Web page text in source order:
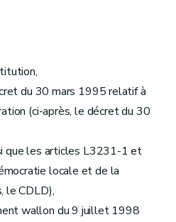
du 30 mars 1995 relatif à
(ci-après, le décret du 30
que les articles L3231-1 et
locale et de la
le CDLD),
wallon du 9 juillet 1998